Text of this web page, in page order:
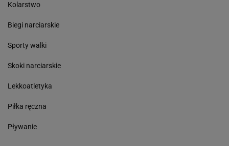
Kolarstwo
Biegi narciarskie
Sporty walki
Skoki narciarskie
Lekkoatletyka
Piłka ręczna
Pływanie